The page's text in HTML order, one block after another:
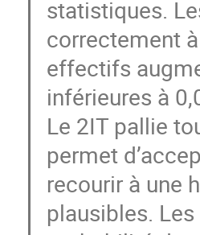
statistiques.
correctement
effectifs
inférieures à
Le 2IT pallie
permet
recourir à une
plausibles.